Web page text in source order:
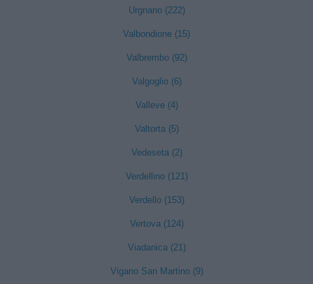
Urgnano (222)
Valbondione (15)
Valbrembo (92)
Valgoglio (6)
Valleve (4)
Valtorta (5)
Vedeseta (2)
Verdellino (121)
Verdello (153)
Vertova (124)
Viadanica (21)
Vigano San Martino (9)